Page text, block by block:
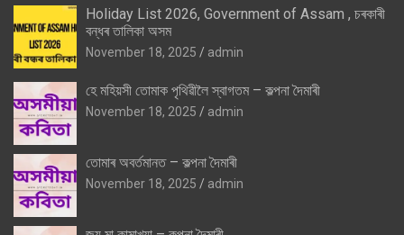
Holiday List 2026, Government of Assam , চৰকাৰী
বন্ধৰ তালিকা অসম
November 18, 2025 admin
হে মহিয়সী তোমাক পৃথিৱীলৈ স্বাগতম – কল্পনা দৈমাৰী
November 18, 2025 admin
তোমাৰ অবৰ্তমানত – কল্পনা দৈমাৰী
November 18, 2025 admin